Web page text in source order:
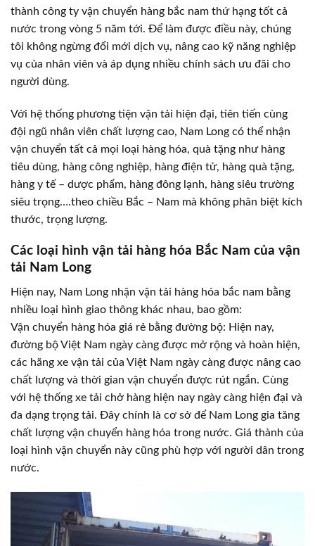
thành công ty vận chuyển hàng bắc nam thứ hạng tốt cả
nước trong vòng 5 năm tới. Để làm được điều này, chúng
tôi không ngừng đổi mới dịch vụ, nâng cao kỹ năng nghiệp
vụ của nhân viên và áp dụng nhiều chính sách ưu đãi cho
người dùng.
Với hệ thống phương tiện vận tải hiện đại, tiên tiến cùng
đội ngũ nhân viên chất lượng cao, Nam Long có thể nhận
vận chuyển tất cả mọi loại hàng hóa, quà tặng như hàng
tiêu dùng, hàng công nghiệp, hàng điện tử, hàng quà tặng,
hàng y tế – dược phẩm, hàng đông lạnh, hàng siêu trường
siêu trọng….theo chiều Bắc – Nam mà không phân biệt kích
thước, trọng lượng.
Các loại hình vận tải hàng hóa Bắc Nam của vận
tải Nam Long
Hiện nay, Nam Long nhận vận tải hàng hóa bắc nam bằng
nhiều loại hình giao thông khác nhau, bao gồm:
Vận chuyển hàng hóa giá rẻ bằng đường bộ: Hiện nay,
đường bộ Việt Nam ngày càng được mở rộng và hoàn hiện,
các hãng xe vận tải của Việt Nam ngày càng được nâng cao
chất lượng và thời gian vận chuyển được rút ngắn. Cùng
với hệ thống xe tải chở hàng hiện nay ngày càng hiện đại và
đa dạng trọng tải. Đây chính là cơ sở để Nam Long gia tăng
chất lượng vận chuyển hàng hóa trong nước. Giá thành của
loại hình vận chuyển này cũng phù hợp với người dân trong
nước.